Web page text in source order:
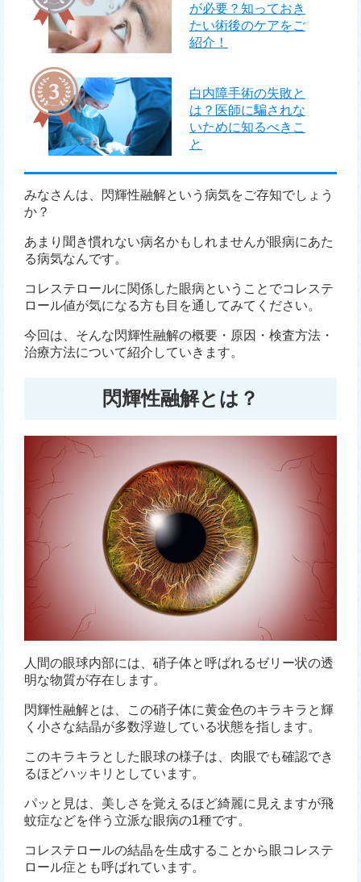
が必要？知っておき
たい術後のケアをご
紹介！
白内障手術の失敗と
は？医師に騙されな
いために知るべきこ
と
みなさんは、閃輝性融解という病気をご存知でしょう
か？
あまり聞き慣れない病名かもしれませんが眼病にあた
る病気なんです。
コレステロールに関係した眼病ということでコレステ
ロール値が気になる方も目を通してみてください。
今回は、そんな閃輝性融解の概要・原因・検査方法・
治療方法について紹介していきます。
閃輝性融解とは？
人間の眼球内部には、硝子体と呼ばれるゼリー状の透
明な物質が存在します。
閃輝性融解とは、この硝子体に黄金色のキラキラと輝
く小さな結晶が多数浮遊している状態を指します。
このキラキラとした眼球の様子は、肉眼でも確認でき
るほどハッキリとしています。
パッと見は、美しさを覚えるほど綺麗に見えますが飛
蚊症などを伴う立派な眼病の1種です。
コレステロールの結晶を生成することから眼コレステ
ロール症とも呼ばれています。